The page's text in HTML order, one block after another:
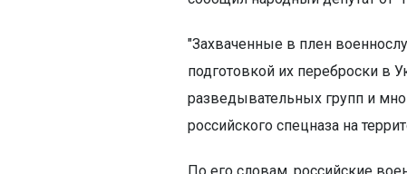
"Захваченные в плен
подготовкой их переброски в
разведывательных групп и
российского спецназа на